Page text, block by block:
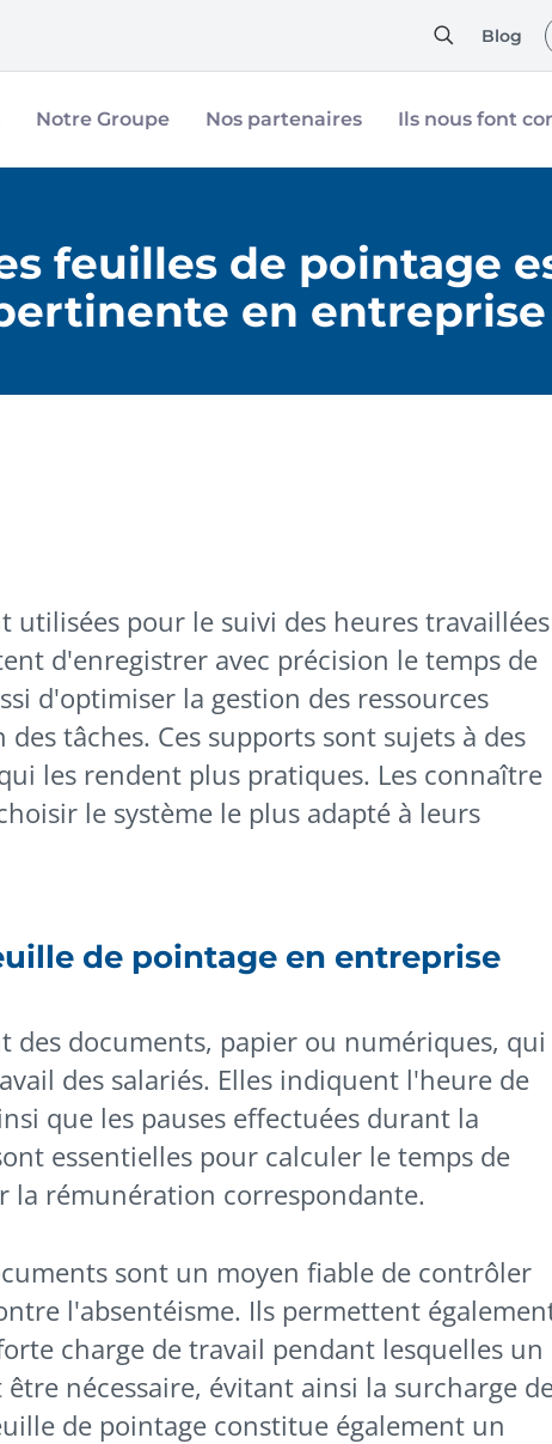
Blog
Notre Groupe Nos partenaires Ils nous font
feuilles de pointage
en entreprise
utilisées pour le suivi des heures travaillées
d'enregistrer avec précision le temps de
d'optimiser la gestion des ressources
tâches. Ces supports sont sujets à des
les rendent plus pratiques. Les connaître
le système le plus adapté à leurs
de pointage en entreprise
des documents, papier ou numériques, qui
des salariés. Elles indiquent l'heure de
que les pauses effectuées durant la
essentielles pour calculer le temps de
la rémunération correspondante.
sont un moyen fiable de contrôler
l'absentéisme. Ils permettent
charge de travail pendant lesquelles un
nécessaire, évitant ainsi la surcharge
de pointage constitue également un